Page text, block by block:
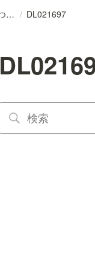
「ソースネクスト」の特定商品について / DL021697